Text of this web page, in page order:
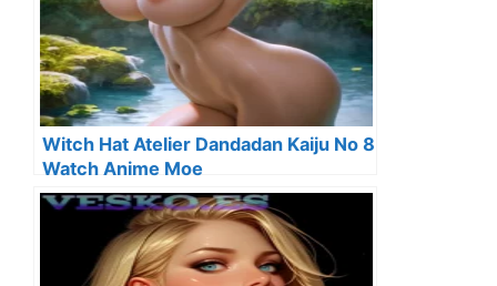
Witch Hat Atelier Dandadan Kaiju No 8
Watch Anime Moe